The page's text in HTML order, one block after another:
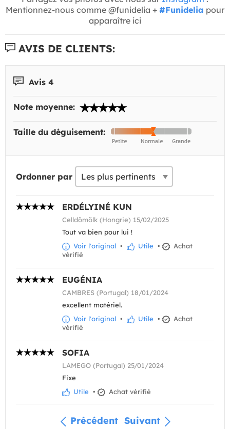
Mentionnez-nous comme @funidelia + #Funidelia pour
apparaître ici
AVIS DE CLIENTS:
Avis 4
Note moyenne:
Taille du déguisement:
Ordonner par
ERDÉLYINÉ KUN
Celldömölk (Hongrie) 15/02/2025
Tout va bien pour lui !
Voir l'original • Utile •
Achat
vérifié
EUGÉNIA
CAMBRES (Portugal) 18/01/2024
excellent matériel.
Voir l'original • Utile •
Achat
vérifié
SOFIA
LAMEGO (Portugal) 25/01/2024
Fixe
Utile • Achat vérifié
Précédent Suivant